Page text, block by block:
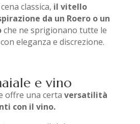
classica, il vitello
da un Roero o un
che ne sprigionano tutte le
eleganza e discrezione.
e vino
offre una certa versatilità
con il vino.